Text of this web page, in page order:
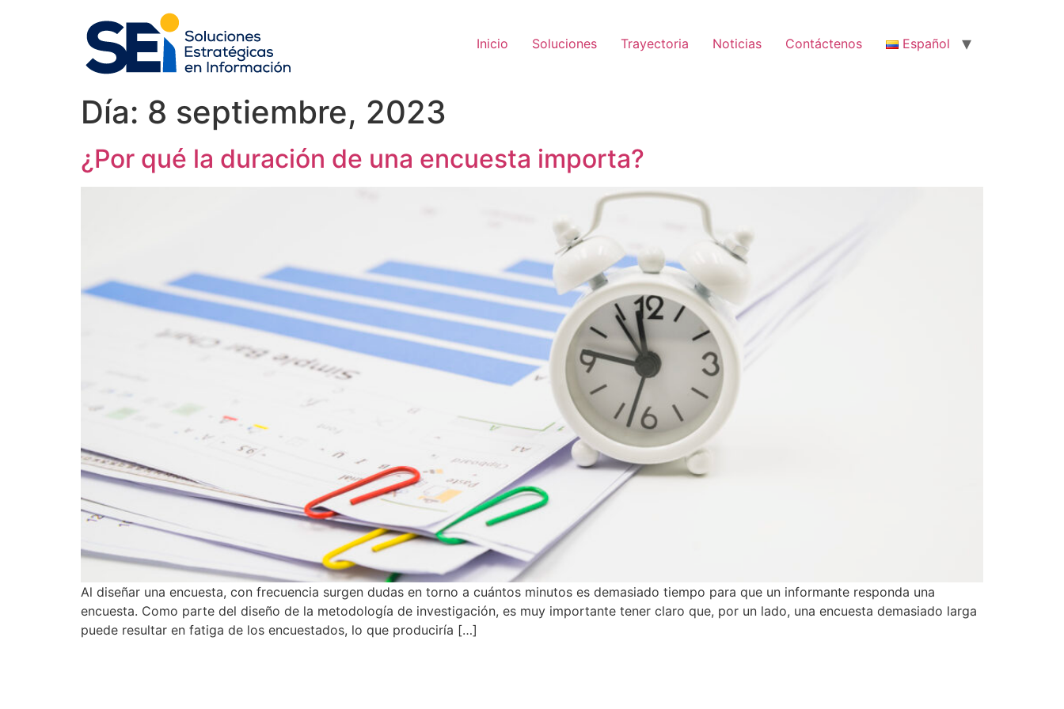
Inicio Soluciones Trayectoria Noticias Contáctenos Español
Día: 8 septiembre, 2023
¿Por qué la duración de una encuesta importa?
Al diseñar una encuesta, con frecuencia surgen dudas en torno a cuántos minutos es demasiado tiempo para que un informante responda una
encuesta. Como parte del diseño de la metodología de investigación, es muy importante tener claro que, por un lado, una encuesta demasiado larga
puede resultar en fatiga de los encuestados, lo que produciría […]